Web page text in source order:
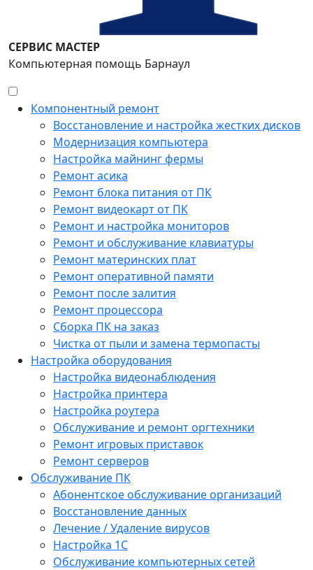
СЕРВИС МАСТЕР
Компьютерная помощь Барнаул
Компонентный ремонт
Восстановление и настройка жестких дисков
Модернизация компьютера
Настройка майнинг фермы
Ремонт асика
Ремонт блока питания от ПК
Ремонт видеокарт от ПК
Ремонт и настройка мониторов
Ремонт и обслуживание клавиатуры
Ремонт материнских плат
Ремонт оперативной памяти
Ремонт после залития
Ремонт процессора
Сборка ПК на заказ
Чистка от пыли и замена термопасты
Настройка оборудования
Настройка видеонаблюдения
Настройка принтера
Настройка роутера
Обслуживание и ремонт оргтехники
Ремонт игровых приставок
Ремонт серверов
Обслуживание ПК
Абонентское обслуживание организаций
Восстановление данных
Лечение / Удаление вирусов
Настройка 1С
Обслуживание компьютерных сетей